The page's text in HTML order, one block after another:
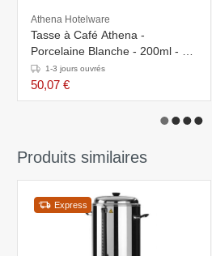
Athena Hotelware
Tasse à Café Athena -
Porcelaine Blanche - 200ml - 24
Pièces1-3 jours ouvrés
50,07 €
Produits similaires
Express